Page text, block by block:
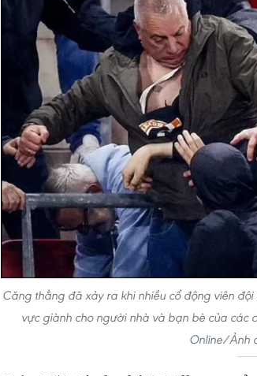
Căng thẳng đã xảy ra khi nhiều cổ động viên
vực giành cho người nhà và bạn bè của các
Online/Ảnh